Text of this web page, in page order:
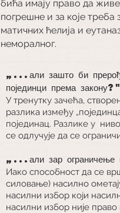
бића имају право да
погрешне и за које
матичних ћелија и
неморалног.
„...али зашто би
појединци према закону?"
У тренутку зачећа,
разлика између
појединац. Разлике у
се одлучује да се
„...али зар ограничење
Иако способност да се
силовање) насилно
насилни избор који
насилни избор није